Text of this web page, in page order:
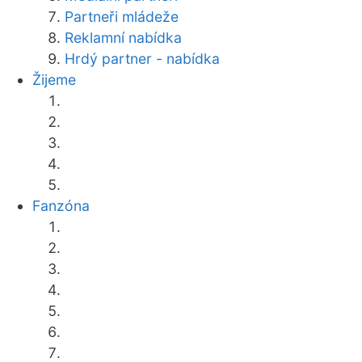
Partneři mládeže
Reklamní nabídka
Hrdý partner - nabídka
Žijeme
Fanzóna